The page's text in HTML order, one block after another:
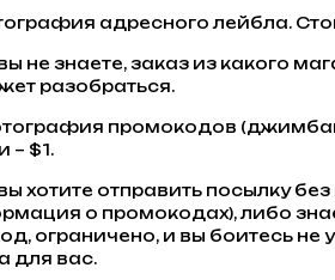
адресного лейбла.
не знаете, заказ из какого
разобраться.
промокодов
– $1.
хотите отправить посылку
о промокодах), либо
ограничено, и вы боитесь не
для вас.